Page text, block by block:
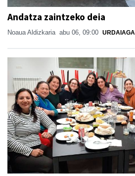
Andatza zaintzeko deia
Noaua Aldizkaria abu 06, 09:00 URDAIAGA